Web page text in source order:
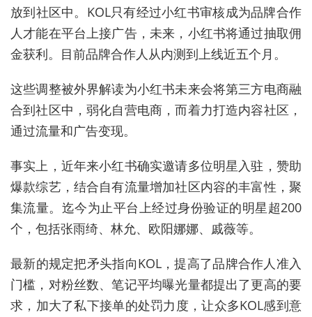
放到社区中。KOL只有经过小红书审核成为品牌合作
人才能在平台上接广告，未来，小红书将通过抽取佣
金获利。目前品牌合作人从内测到上线近五个月。
这些调整被外界解读为小红书未来会将第三方电商融
合到社区中，弱化自营电商，而着力打造内容社区，
通过流量和广告变现。
事实上，近年来小红书确实邀请多位明星入驻，赞助
爆款综艺，结合自有流量增加社区内容的丰富性，聚
集流量。迄今为止平台上经过身份验证的明星超200
个，包括张雨绮、林允、欧阳娜娜、戚薇等。
最新的规定把矛头指向KOL，提高了品牌合作人准入
门槛，对粉丝数、笔记平均曝光量都提出了更高的要
求，加大了私下接单的处罚力度，让众多KOL感到意